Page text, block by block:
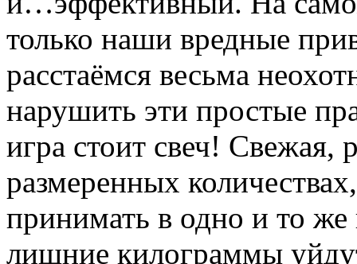
только наши вредные
расстаёмся весьма
нарушить эти простые
игра стоит свеч! Свежая,
размеренных
принимать в одно и то
лишние килограммы